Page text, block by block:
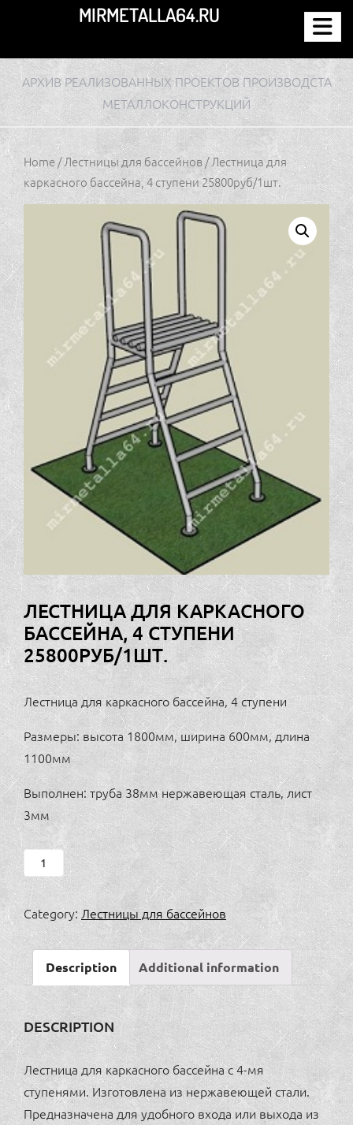
содержимому
MIRMETALLA64.RU
АРХИВ РЕАЛИЗОВАННЫХ ПРОЕКТОВ ПРОИЗВОДСТА
МЕТАЛЛОКОНСТРУКЦИЙ
Home/Лестницы для бассейнов/ Лестница для
каркасного бассейна, 4 ступени 25800руб/1шт.
ЛЕСТНИЦА ДЛЯ КАРКАСНОГО
БАССЕЙНА, 4 СТУПЕНИ
25800РУБ/1ШТ.
Лестница для каркасного бассейна, 4 ступени
Размеры: высота 1800мм, ширина 600мм, длина
1100мм
Выполнен: труба 38мм нержавеющая сталь, лист
3мм
Лестница
для
каркасного
бассейна,
4
ступени
25800руб/1шт.
quantity
Category: Лестницы для бассейнов
Description Additional information
DESCRIPTION
Лестница для каркасного бассейна с 4-мя
ступенями. Изготовлена из нержавеющей стали.
Предназначена для удобного входа или выхода из